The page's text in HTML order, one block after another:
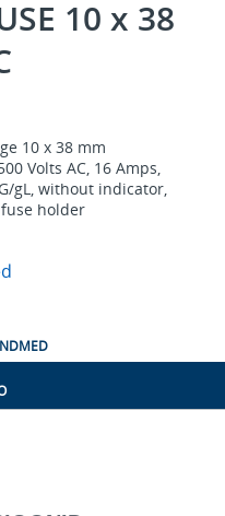
10 x 38
10 x 38 mm
Volts AC, 16 Amps,
gL, without indicator,
holder